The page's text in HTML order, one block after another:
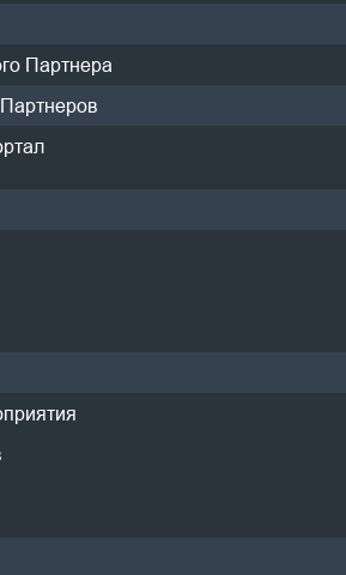
Партнера
в облако
единого решения
стратегии бэкапа
полное, инкрементное и
резервное копирование для